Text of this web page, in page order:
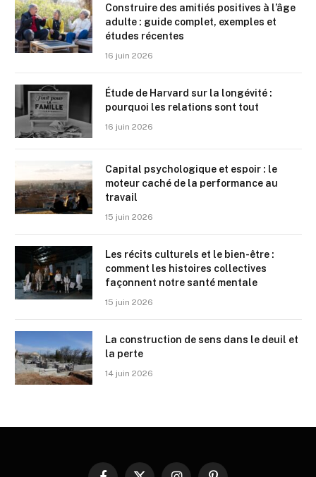
Construire des amitiés positives à l’âge
adulte : guide complet, exemples et
études récentes
16 juin 2026
Étude de Harvard sur la longévité :
pourquoi les relations sont tout
16 juin 2026
Capital psychologique et espoir : le
moteur caché de la performance au
travail
15 juin 2026
Les récits culturels et le bien-être :
comment les histoires collectives
façonnent notre santé mentale
15 juin 2026
La construction de sens dans le deuil et
la perte
14 juin 2026